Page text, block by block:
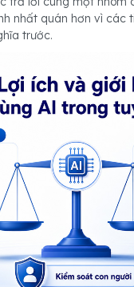
nhất quán hơn vì các
trước.